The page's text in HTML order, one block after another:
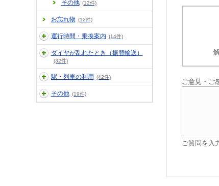
その他 (12件)
お忘れ物 (12件)
運行時間・乗換案内 (14件)
ダイヤが乱れたとき（振替輸送）
(32件)
駅・列車の利用 (42件)
その他 (19件)
ご意見・ご
ご質問を入